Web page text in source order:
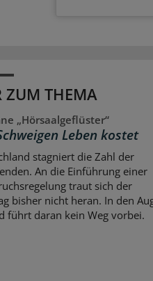
ZUM THEMA
„Hörsaalgeflüster“
Leben kostet
stagniert die Zahl der
An die Einführung einer
traut sich der
bisher nicht heran. In den
führt daran kein Weg vorbei.